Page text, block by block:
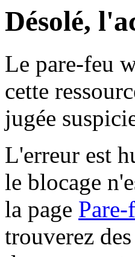
Désolé,
Le pare-feu
cette
jugée
L'erreur est
le blocage
la page
trouverez